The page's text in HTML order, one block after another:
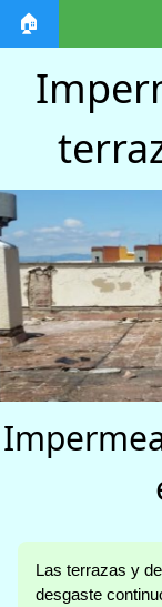
🏠
Las terrazas y
desgaste